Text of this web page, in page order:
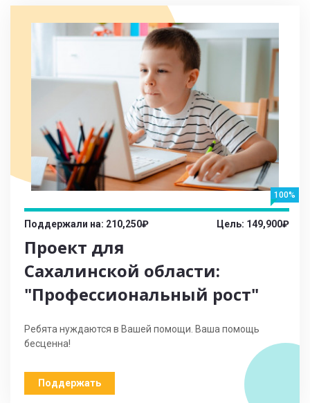
100%
Поддержали на: 210,250₽ Цель: 149,900₽
Проект для
Сахалинской области:
"Профессиональный рост"
Ребята нуждаются в Вашей помощи. Ваша помощь
бесценна!
Поддержать